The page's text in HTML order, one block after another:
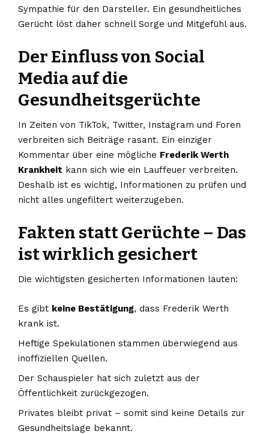
Sympathie für den Darsteller. Ein gesundheitliches
Gerücht löst daher schnell Sorge und Mitgefühl aus.
Der Einfluss von Social
Media auf die
Gesundheitsgerüchte
In Zeiten von TikTok, Twitter, Instagram und Foren
verbreiten sich Beiträge rasant. Ein einziger
Kommentar über eine mögliche Frederik Werth
Krankheit kann sich wie ein Lauffeuer verbreiten.
Deshalb ist es wichtig, Informationen zu prüfen und
nicht alles ungefiltert weiterzugeben.
Fakten statt Gerüchte – Das
ist wirklich gesichert
Die wichtigsten gesicherten Informationen lauten:
Es gibt keine Bestätigung, dass Frederik Werth
krank ist.
Heftige Spekulationen stammen überwiegend aus
inoffiziellen Quellen.
Der Schauspieler hat sich zuletzt aus der
Öffentlichkeit zurückgezogen.
Privates bleibt privat – somit sind keine Details zur
Gesundheitslage bekannt.